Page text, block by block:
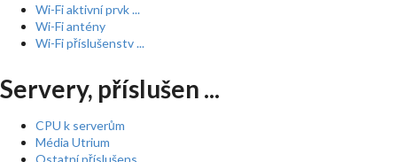
Wi-Fi aktivní prvk ...
Wi-Fi antény
Wi-Fi příslušenstv ...
Servery, příslušen ...
CPU k serverům
Média Utrium
Ostatní příslušens ...